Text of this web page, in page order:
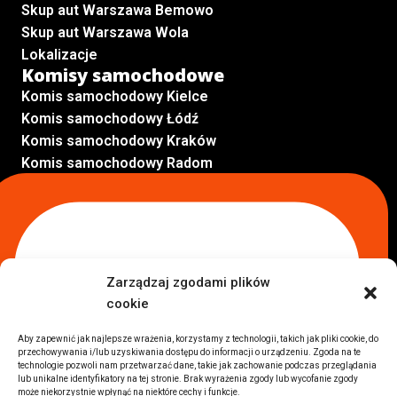
Zarządzaj zgodami plików
cookie
Aby zapewnić jak najlepsze wrażenia, korzystamy z technologii, takich jak pliki cookie, do
przechowywania i/lub uzyskiwania dostępu do informacji o urządzeniu. Zgoda na te
technologie pozwoli nam przetwarzać dane, takie jak zachowanie podczas przeglądania
lub unikalne identyfikatory na tej stronie. Brak wyrażenia zgody lub wycofanie zgody
może niekorzystnie wpłynąć na niektóre cechy i funkcje.
Skup aut Warszawa Bemowo
Skup aut Warszawa Wola
Lokalizacje
Komisy samochodowe
Komis samochodowy Kielce
Komis samochodowy Łódź
Komis samochodowy Kraków
Komis samochodowy Radom
Komis samochodowy Opole
Komis samochodowy Lublin
Inne Lokalizacje
Auta z USA Rzeszów
Auta z USA Białystok
Auta z USA Kraków